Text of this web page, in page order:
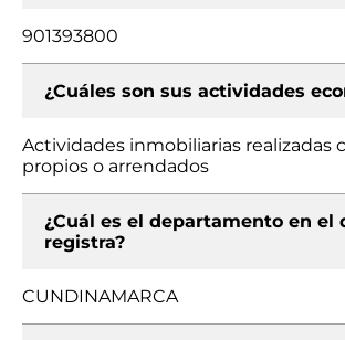
901393800
¿Cuáles son sus actividades
Actividades inmobiliarias realizadas
propios o arrendados
¿Cuál es el departamento en el
registra?
CUNDINAMARCA